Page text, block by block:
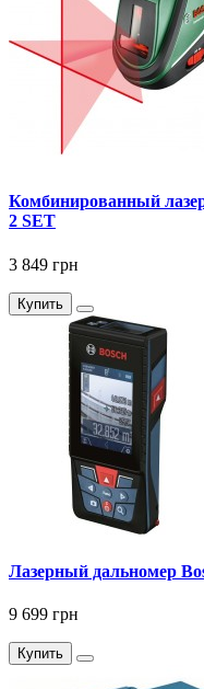
Комбинированный
2 SET
3 849 грн
Купить
Лазерный дальномер
9 699 грн
Купить